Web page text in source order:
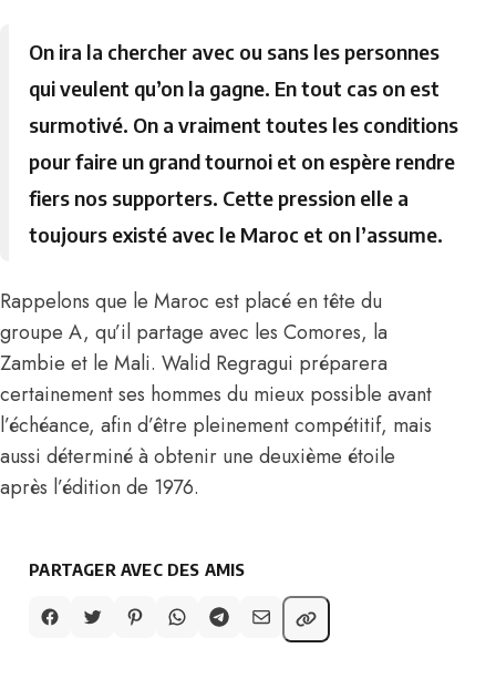
On ira la chercher avec ou sans les personnes
qui veulent qu’on la gagne. En tout cas on est
surmotivé. On a vraiment toutes les conditions
pour faire un grand tournoi et on espère rendre
fiers nos supporters. Cette pression elle a
toujours existé avec le Maroc et on l’assume.
Rappelons que le Maroc est placé en tête du
groupe A, qu’il partage avec les Comores, la
Zambie et le Mali. Walid Regragui préparera
certainement ses hommes du mieux possible avant
l’échéance, afin d’être pleinement compétitif, mais
aussi déterminé à obtenir une deuxième étoile
après l’édition de 1976.
PARTAGER AVEC DES AMIS